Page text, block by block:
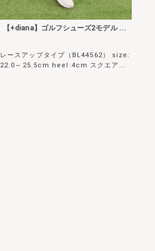
【+diana】ゴルフシューズ2モデル ...
レースアップタイプ（BL44562） size:
22.0～25.5cm heel:4cm スクエア...